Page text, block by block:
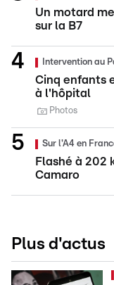
Un motard
sur la B7
Intervention au
Cinq enfants
à l'hôpital
Photos
Sur l'A4 en
Flashé à 202
Camaro
Plus d'actus